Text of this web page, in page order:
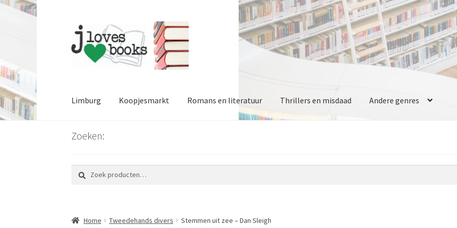
Ga
door
naar
navigatie
Ga
naar
de
inhoud
Limburg Koopjesmarkt Romans en literatuur Thrillers en misdaad Andere genres
Zoeken:
Zoeken
naar:
Zoeken
Home Tweedehands divers Stemmen uit zee – Dan Sleigh